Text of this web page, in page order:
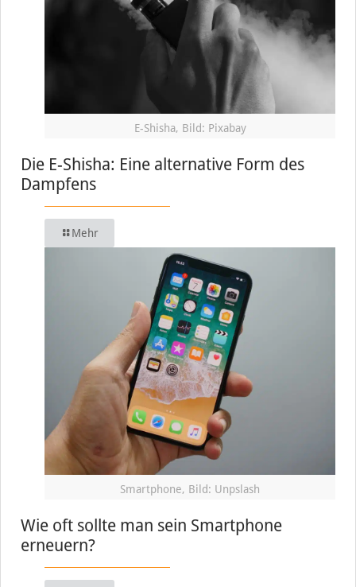
E-Shisha, Bild: Pixabay
Die E-Shisha: Eine alternative Form des
Dampfens
Mehr
Smartphone, Bild: Unpslash
Wie oft sollte man sein Smartphone
erneuern?